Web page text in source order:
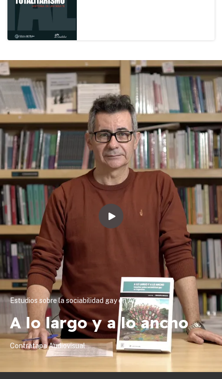
Estudios sobre la sociabilidad gay en Argentina
A lo largo y a lo ancho
Contratapa Audiovisual